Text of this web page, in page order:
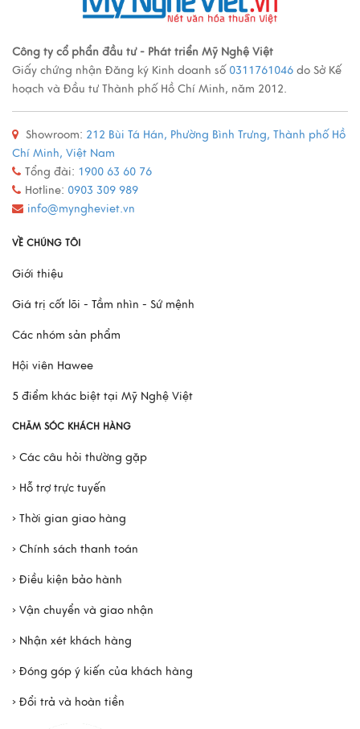
Các loại tranh sơn mài nổi tiếng
Xem thêm
Quy trình sản xuất đồ đồng
Xem thêm
Mô Hình Thuyền France II - Món Quà Chinh Phục Mọi
Xem thêm
Công ty cổ phẩn đầu tư - Phát triển Mỹ Nghệ Việt
Giấy chứng nhận Đăng ký Kinh doanh số 0311761046 do Sở Kế
hoạch và Đầu tư Thành phố Hồ Chí Minh, năm 2012.
Showroom: 212 Bùi Tá Hán, Phường Bình Trưng, Thành phố Hồ
Chí Minh, Việt Nam
Tổng đài: 1900 63 60 76
Hotline: 0903 309 989
info@myngheviet.vn
VỀ CHÚNG TÔI
Giới thiệu
Giá trị cốt lõi - Tầm nhìn - Sứ mệnh
Các nhóm sản phẩm
Hội viên Hawee
5 điểm khác biệt tại Mỹ Nghệ Việt
CHĂM SÓC KHÁCH HÀNG
› Các câu hỏi thường gặp
› Hỗ trợ trực tuyến
› Thời gian giao hàng
› Chính sách thanh toán
› Điều kiện bảo hành
› Vận chuyển và giao nhận
› Nhận xét khách hàng
› Đóng góp ý kiến của khách hàng
› Đổi trả và hoàn tiền